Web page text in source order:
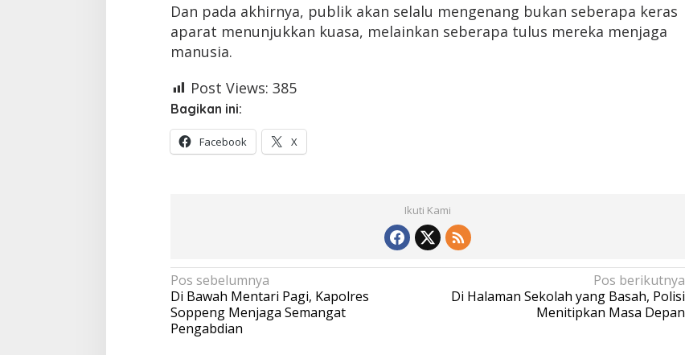
Dan pada akhirnya, publik akan selalu mengenang bukan seberapa keras
aparat menunjukkan kuasa, melainkan seberapa tulus mereka menjaga
manusia.
Post Views: 385
Bagikan ini:
Facebook X
Ikuti Kami
Navigasi
pos
Pos sebelumnya
Di Bawah Mentari Pagi, Kapolres
Soppeng Menjaga Semangat
Pengabdian
Pos berikutnya
Di Halaman Sekolah yang Basah, Polisi
Menitipkan Masa Depan